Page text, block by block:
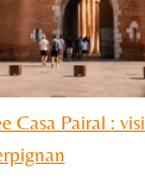
Casa Pairal :